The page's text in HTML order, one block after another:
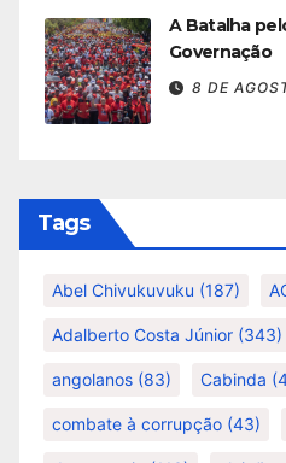
A Batalha
Governação
8 DE
Tags
Abel Chivukuvuku (187)
Adalberto Costa Júnior (343)
angolanos (83) Cabinda
combate à corrupção (43)